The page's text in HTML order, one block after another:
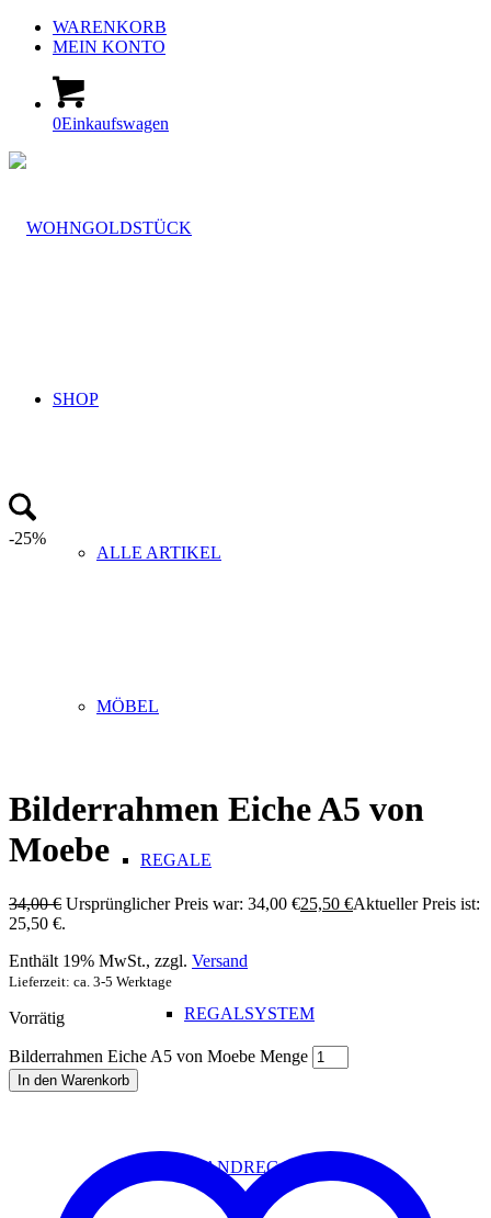
WARENKORB
MEIN KONTO
0Einkaufswagen
SHOP
ALLE ARTIKEL
MÖBEL
REGALE
REGALSYSTEM
STANDREGALE
-25%
Bilderrahmen Eiche A5 von
Moebe
34,00€ Ursprünglicher Preis war: 34,00 €25,50 €Aktueller Preis ist:
25,50 €.
Enthält 19% MwSt., zzgl. Versand
Lieferzeit: ca. 3-5 Werktage
Vorrätig
Bilderrahmen Eiche A5 von Moebe Menge
In den Warenkorb